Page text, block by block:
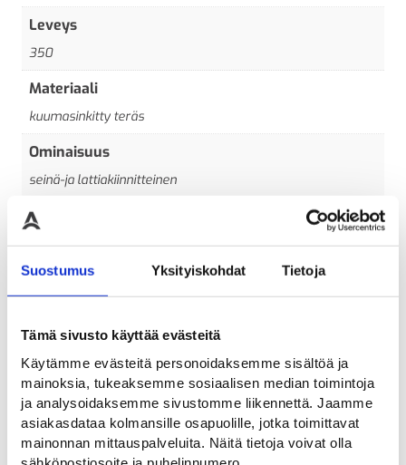
Suostumus Yksityiskohdat Tietoja
Tämä sivusto käyttää evästeitä
Käytämme evästeitä personoidaksemme sisältöä ja
mainoksia, tukeaksemme sosiaalisen median toimintoja
ja analysoidaksemme sivustomme liikennettä. Jaamme
asiakasdataa kolmansille osapuolille, jotka toimittavat
mainonnan mittauspalveluita. Näitä tietoja voivat olla
Leveys
350
Materiaali
kuumasinkitty teräs
Ominaisuus
seinä-ja lattiakiinnitteinen
Pakkauskoko
1
Väri
Pituus
300